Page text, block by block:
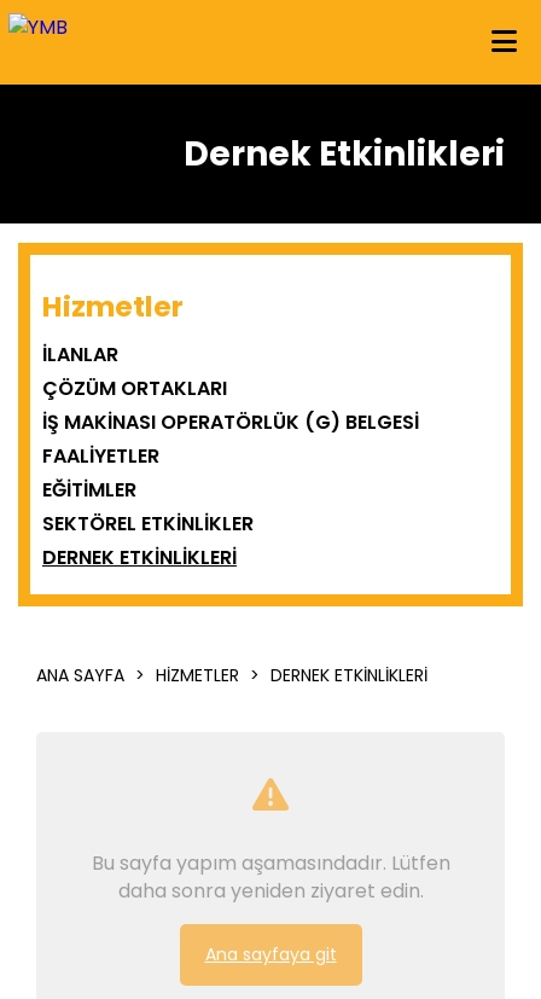
Dernek Etkinlikleri
Hizmetler
İLANLAR
ÇÖZÜM ORTAKLARI
İŞ MAKINASI OPERATÖRLÜK (G) BELGESI
FAALIYETLER
EĞITIMLER
SEKTÖREL ETKINLIKLER
DERNEK ETKINLIKLERI
ANA SAYFA > HIZMETLER > DERNEK ETKINLIKLERI
Bu sayfa yapım aşamasındadır. Lütfen
daha sonra yeniden ziyaret edin.
Ana sayfaya git